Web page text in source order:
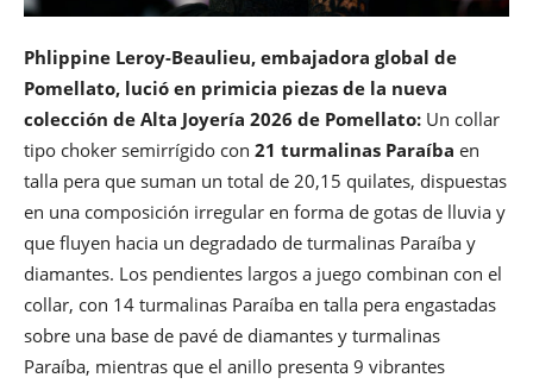
Phlippine Leroy-Beaulieu, embajadora global de
Pomellato, lució en primicia piezas de la nueva
colección de Alta Joyería 2026 de Pomellato: Un collar
tipo choker semirrígido con 21 turmalinas Paraíba en
talla pera que suman un total de 20,15 quilates, dispuestas
en una composición irregular en forma de gotas de lluvia y
que fluyen hacia un degradado de turmalinas Paraíba y
diamantes. Los pendientes largos a juego combinan con el
collar, con 14 turmalinas Paraíba en talla pera engastadas
sobre una base de pavé de diamantes y turmalinas
Paraíba, mientras que el anillo presenta 9 vibrantes